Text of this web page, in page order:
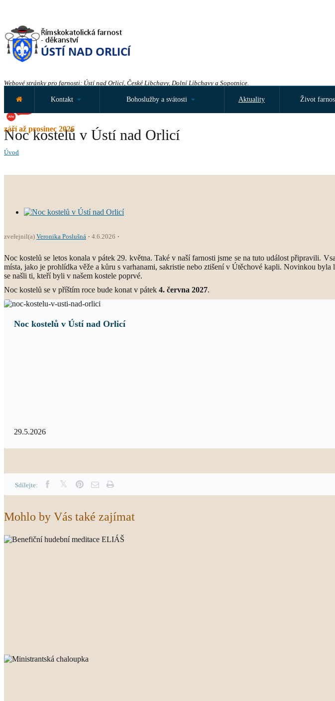
Webové stránky pro farnosti: Ústí nad Orlicí, České Libchavy, Dolní Libchavy a Sopotnice.
září až prosinec 2026
Kontakt Bohoslužby a svátosti Aktuality Život
Noc kostelů v Ústí nad Orlicí
Úvod
zveřejnil(a) Veronika Poslušná 4.6.2026
Noc kostelů se letos konala v pátek 29. května. Také v naší farnosti jsme se na tuto událost připravili.
místa, jako je prohlídka věže a kůru s varhanami, sakristie nebo ztišení v Útěchové kapli. Novinkou
se našli ti, kteří byli v našem kostele poprvé.
Noc kostelů se v příštím roce bude konat v pátek 4. června 2027.
Noc kostelů v Ústí nad Orlicí
29.5.2026
Sdílejte:
Mohlo by Vás také zajímat